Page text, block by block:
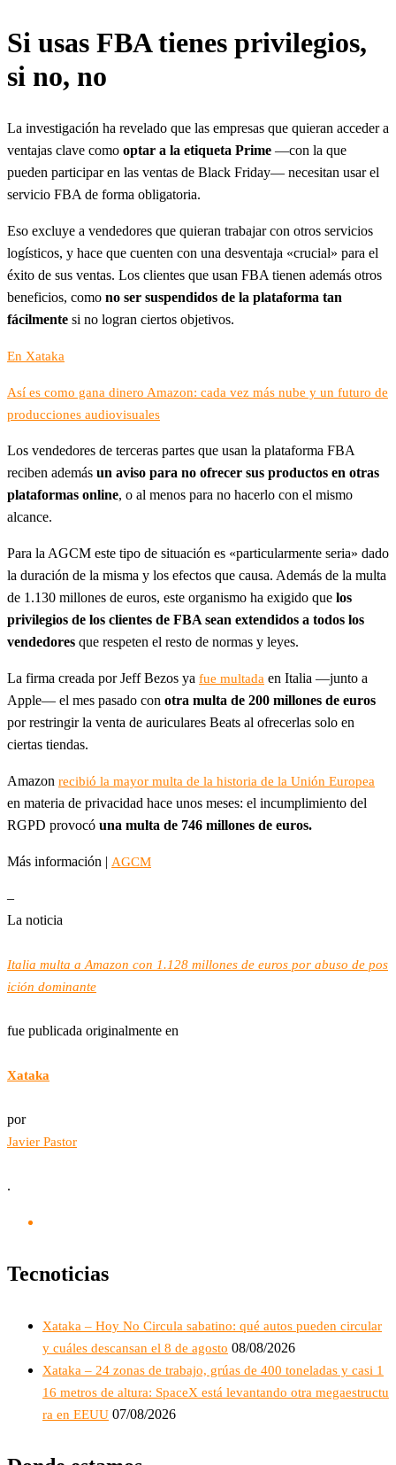
Si usas FBA tienes privilegios,
si no, no
La investigación ha revelado que las empresas que quieran acceder a
ventajas clave como optar a la etiqueta Prime —con la que
pueden participar en las ventas de Black Friday— necesitan usar el
servicio FBA de forma obligatoria.
Eso excluye a vendedores que quieran trabajar con otros servicios
logísticos, y hace que cuenten con una desventaja «crucial» para el
éxito de sus ventas. Los clientes que usan FBA tienen además otros
beneficios, como no ser suspendidos de la plataforma tan
fácilmente si no logran ciertos objetivos.
En Xataka
Así es como gana dinero Amazon: cada vez más nube y un futuro de
producciones audiovisuales
Los vendedores de terceras partes que usan la plataforma FBA
reciben además un aviso para no ofrecer sus productos en otras
plataformas online, o al menos para no hacerlo con el mismo
alcance.
Para la AGCM este tipo de situación es «particularmente seria» dado
la duración de la misma y los efectos que causa. Además de la multa
de 1.130 millones de euros, este organismo ha exigido que los
privilegios de los clientes de FBA sean extendidos a todos los
vendedores que respeten el resto de normas y leyes.
La firma creada por Jeff Bezos ya fue multada en Italia —junto a
Apple— el mes pasado con otra multa de 200 millones de euros
por restringir la venta de auriculares Beats al ofrecerlas solo en
ciertas tiendas.
Amazon recibió la mayor multa de la historia de la Unión Europea
en materia de privacidad hace unos meses: el incumplimiento del
RGPD provocó una multa de 746 millones de euros.
Más información | AGCM
–
La noticia
Italia multa a Amazon con 1.128 millones de euros por abuso de pos
ición dominante
fue publicada originalmente en
Xataka
por
Javier Pastor
.
Tecnoticias
Xataka – Hoy No Circula sabatino: qué autos pueden circular
y cuáles descansan el 8 de agosto 08/08/2026
Xataka – 24 zonas de trabajo, grúas de 400 toneladas y casi 1
16 metros de altura: SpaceX está levantando otra megaestructu
ra en EEUU 07/08/2026